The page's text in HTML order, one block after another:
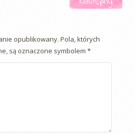
opublikowany. Pola, których
są oznaczone symbolem *